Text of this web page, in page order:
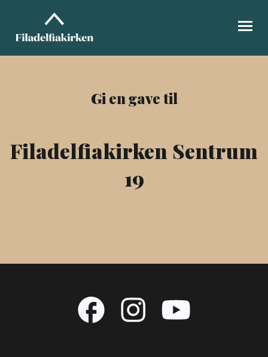
Gi en gave til
Filadelfiakirken Sentrum
19